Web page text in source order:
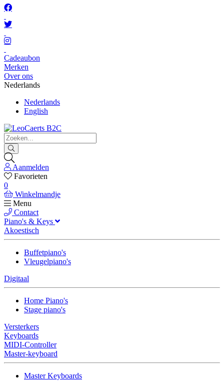
Cadeaubon
Merken
Over ons
Nederlands
Nederlands
English
Aanmelden
Favorieten
0
Winkelmandje
Menu
Contact
Piano's & Keys
Akoestisch
Buffetpiano's
Vleugelpiano's
Digitaal
Home Piano's
Stage piano's
Versterkers
Keyboards
MIDI-Controller
Master-keyboard
Master Keyboards